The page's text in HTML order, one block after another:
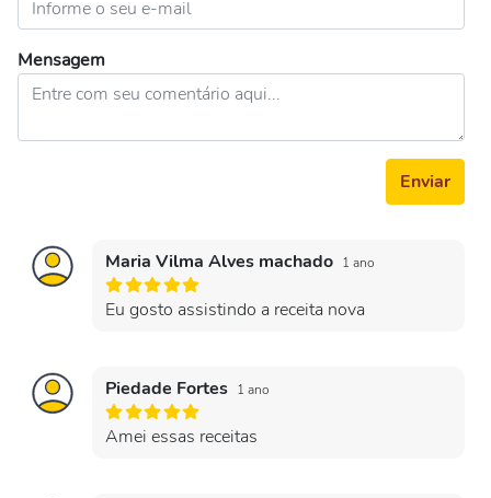
Mensagem
Enviar
Maria Vilma Alves machado 1 ano
Eu gosto assistindo a receita nova
Piedade Fortes 1 ano
Amei essas receitas